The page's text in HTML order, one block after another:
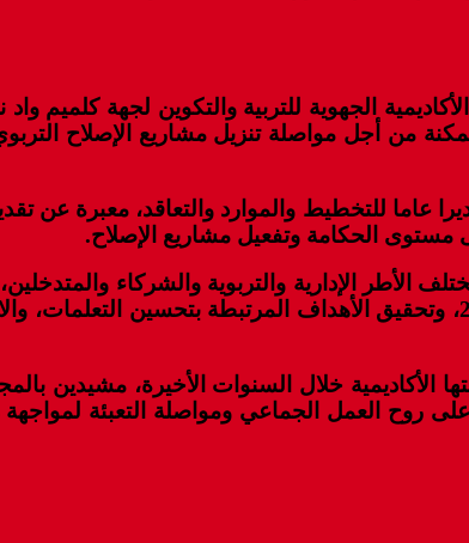
الجهوية للتربية والتكوين لجهة كلميم
من أجل مواصلة تنزيل مشاريع الإصلاح
عاما للتخطيط والموارد والتعاقد، معبرة عن
مستوى الحكامة وتفعيل مشاريع الإصلاح.
الأطر الإدارية والتربوية والشركاء
والمسؤولية الجماعية لمواصلة تنزيل برامج خارطة الطريق 2022-2026، وتحقيق
الأكاديمية خلال السنوات الأخيرة،
روح العمل الجماعي ومواصلة التعبئة